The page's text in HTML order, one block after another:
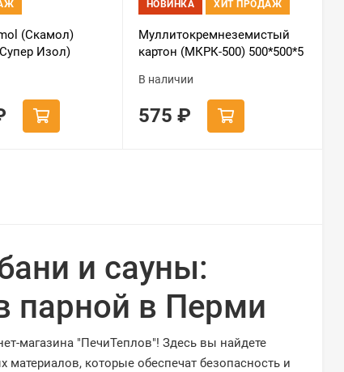
(Скамол)
Изол)
НОВИНКА ХИТ ПРОДАЖ
Муллитокремнеземистый
картон (МКРК-500) 500*500*5
В наличии
575 ₽
и сауны:
парной в Перми
магазина "ПечиТеплов"! Здесь вы найдете
которые обеспечат безопасность и